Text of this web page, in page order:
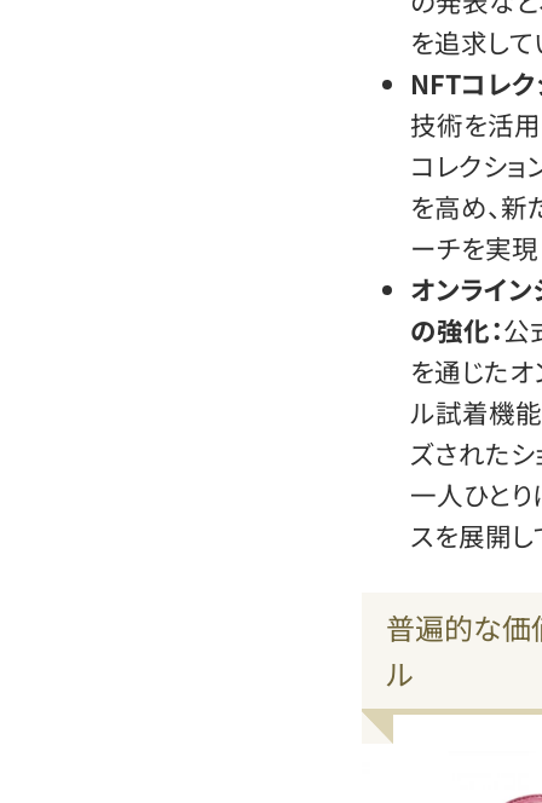
を追求して
NFTコレク
技術を活
コレクショ
を高め、
ーチを実現
オンライ
の強化：公
を通じた
ル試着機
ズされたシ
一人ひと
スを展開し
普遍的な価
ル